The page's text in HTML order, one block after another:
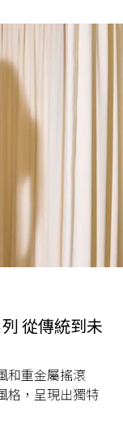
從傳統到未
和重金屬搖滾
格，呈現出獨特